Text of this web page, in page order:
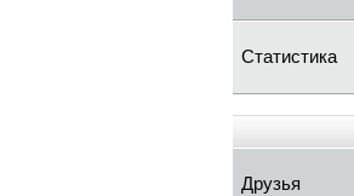
Статистика
Друзья